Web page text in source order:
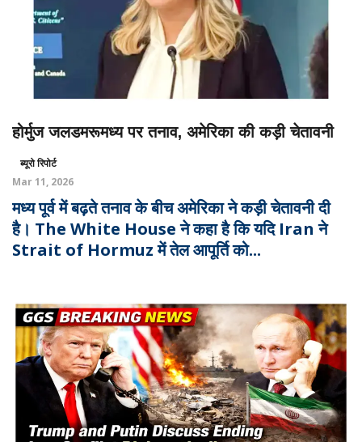
होर्मुज जलडमरूमध्य पर तनाव, अमेरिका की कड़ी चेतावनी
ब्यूरो रिपोर्ट
Mar 11, 2026
मध्य पूर्व में बढ़ते तनाव के बीच अमेरिका ने कड़ी चेतावनी दी
है। The White House ने कहा है कि यदि Iran ने
Strait of Hormuz में तेल आपूर्ति को...